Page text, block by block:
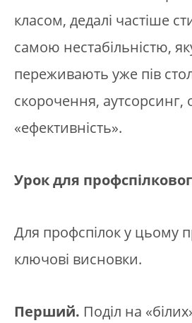
класом, дедалі частіше
самою нестабільністю,
переживають уже пів
скорочення, аутсорсинг,
«ефективність».
Урок для
Для профспілок у цьому
ключові висновки.
Перший. Поділ на